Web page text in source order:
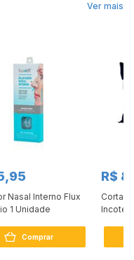
Ver mais
Nasal Interno Flux
1 Unidade
Comprar
R$